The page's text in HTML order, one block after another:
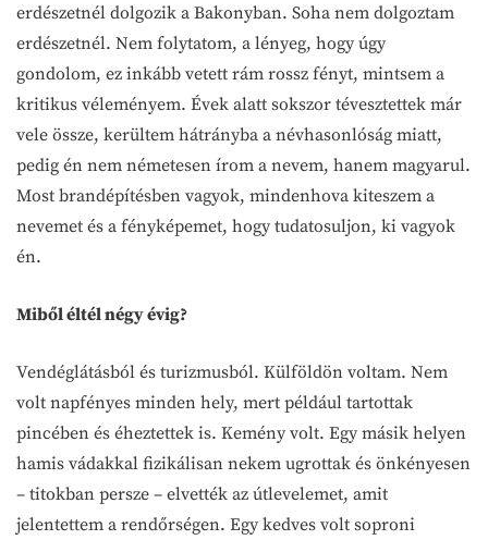
erdészetnél dolgozik a Bakonyban. Soha nem dolgoztam
erdészetnél. Nem folytatom, a lényeg, hogy úgy
gondolom, ez inkább vetett rám rossz fényt, mintsem a
kritikus véleményem. Évek alatt sokszor tévesztettek már
vele össze, kerültem hátrányba a névhasonlóság miatt,
pedig én nem németesen írom a nevem, hanem magyarul.
Most brandépítésben vagyok, mindenhova kiteszem a
nevemet és a fényképemet, hogy tudatosuljon, ki vagyok
én.
Miből éltél négy évig?
Vendéglátásból és turizmusból. Külföldön voltam. Nem
volt napfényes minden hely, mert például tartottak
pincében és éheztettek is. Kemény volt. Egy másik helyen
hamis vádakkal fizikálisan nekem ugrottak és önkényesen
– titokban persze – elvették az útlevelemet, amit
jelentettem a rendőrségen. Egy kedves volt soproni